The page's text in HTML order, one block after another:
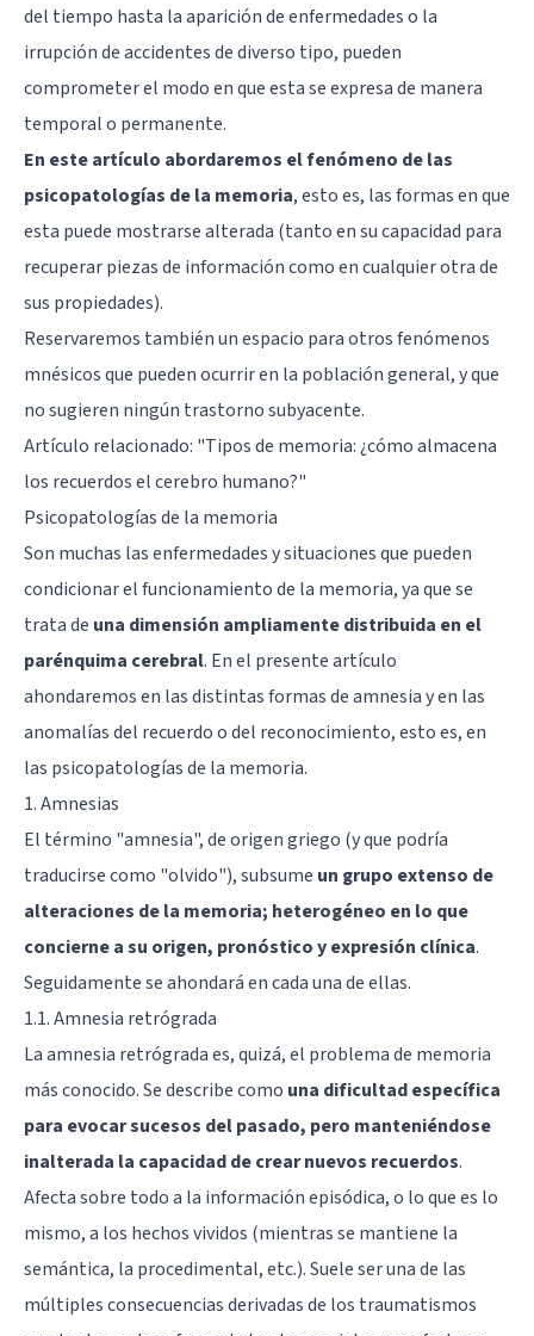
del tiempo hasta la aparición de enfermedades o la
irrupción de accidentes de diverso tipo, pueden
comprometer el modo en que esta se expresa de manera
temporal o permanente.
En este artículo abordaremos el fenómeno de las
psicopatologías de la memoria, esto es, las formas en que
esta puede mostrarse alterada (tanto en su capacidad para
recuperar piezas de información como en cualquier otra de
sus propiedades).
Reservaremos también un espacio para otros fenómenos
mnésicos que pueden ocurrir en la población general, y que
no sugieren ningún trastorno subyacente.
Artículo relacionado: "Tipos de memoria: ¿cómo almacena
los recuerdos el cerebro humano?"
Psicopatologías de la memoria
Son muchas las enfermedades y situaciones que pueden
condicionar el funcionamiento de la memoria, ya que se
trata de una dimensión ampliamente distribuida en el
parénquima cerebral. En el presente artículo
ahondaremos en las distintas formas de amnesia y en las
anomalías del recuerdo o del reconocimiento, esto es, en
las psicopatologías de la memoria.
1. Amnesias
El término "amnesia", de origen griego (y que podría
traducirse como "olvido"), subsume un grupo extenso de
alteraciones de la memoria; heterogéneo en lo que
concierne a su origen, pronóstico y expresión clínica.
Seguidamente se ahondará en cada una de ellas.
1.1. Amnesia retrógrada
La amnesia retrógrada es, quizá, el problema de memoria
más conocido. Se describe como una dificultad específica
para evocar sucesos del pasado, pero manteniéndose
inalterada la capacidad de crear nuevos recuerdos.
Afecta sobre todo a la información episódica, o lo que es lo
mismo, a los hechos vividos (mientras se mantiene la
semántica, la procedimental, etc.). Suele ser una de las
múltiples consecuencias derivadas de los traumatismos